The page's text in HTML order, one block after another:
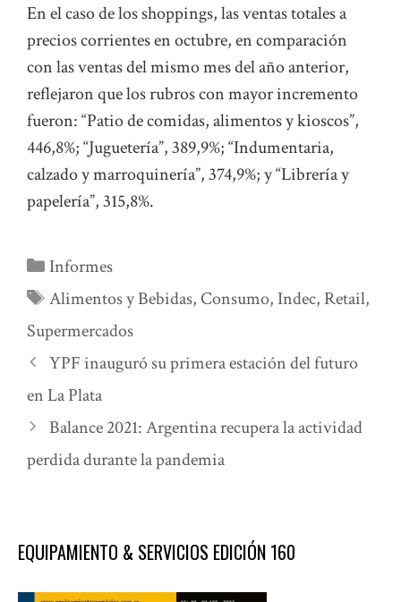
En el caso de los shoppings, las ventas totales a
precios corrientes en octubre, en comparación
con las ventas del mismo mes del año anterior,
reflejaron que los rubros con mayor incremento
fueron: “Patio de comidas, alimentos y kioscos”,
446,8%; “Juguetería”, 389,9%; “Indumentaria,
calzado y marroquinería”, 374,9%; y “Librería y
papelería”, 315,8%.
Categorías
Informes
Etiquetas
Alimentos y Bebidas, Consumo, Indec, Retail,
Supermercados
YPF inauguró su primera estación del futuro
en La Plata
Balance 2021: Argentina recupera la actividad
perdida durante la pandemia
EQUIPAMIENTO & SERVICIOS EDICIÓN 160